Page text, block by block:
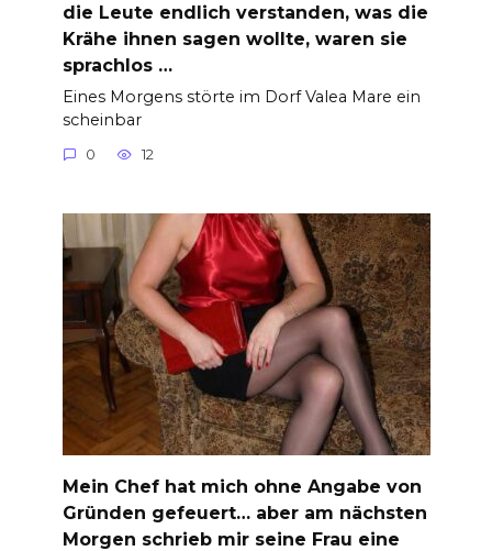
die Leute endlich verstanden, was die
Krähe ihnen sagen wollte, waren sie
sprachlos …
Eines Morgens störte im Dorf Valea Mare ein
scheinbar
0 12
Mein Chef hat mich ohne Angabe von
Gründen gefeuert… aber am nächsten
Morgen schrieb mir seine Frau eine